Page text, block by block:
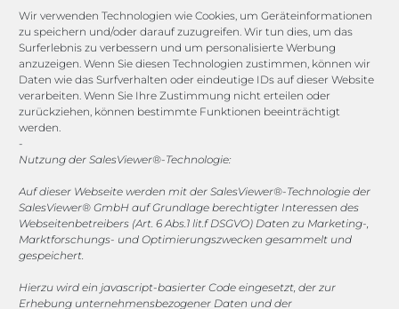
Wir verwenden Technologien wie Cookies, um Geräteinformationen
zu speichern und/oder darauf zuzugreifen. Wir tun dies, um das
Surferlebnis zu verbessern und um personalisierte Werbung
anzuzeigen. Wenn Sie diesen Technologien zustimmen, können wir
Daten wie das Surfverhalten oder eindeutige IDs auf dieser Website
verarbeiten. Wenn Sie Ihre Zustimmung nicht erteilen oder
zurückziehen, können bestimmte Funktionen beeinträchtigt
werden.
-
Nutzung der SalesViewer®-Technologie:
Auf dieser Webseite werden mit der SalesViewer®-Technologie der
SalesViewer® GmbH auf Grundlage berechtigter Interessen des
Webseitenbetreibers (Art. 6 Abs.1 lit.f DSGVO) Daten zu Marketing-,
Marktforschungs- und Optimierungszwecken gesammelt und
gespeichert.
Hierzu wird ein javascript-basierter Code eingesetzt, der zur
Erhebung unternehmensbezogener Daten und der
Channels
vertrieb@megasoft.de
+49 2173 265 06 0
Mo. - Do. 08:00 - 17:00 Uhr
Fr. 08:00 - 15:00 Uhr
Sponsoring
1. FC Monheim